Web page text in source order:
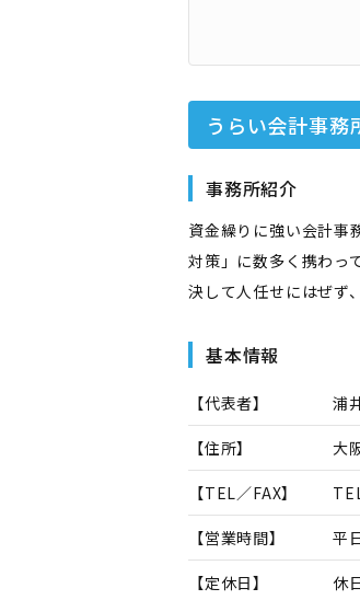
うらい会計事務
事務所紹介
資金繰りに強い会計事
対策」に数多く携わっ
決して人任せにはぜず
基本情報
【代表者】 浦
【住所】 大
【TEL／FAX】
【営業時間】 平
【定休日】 休